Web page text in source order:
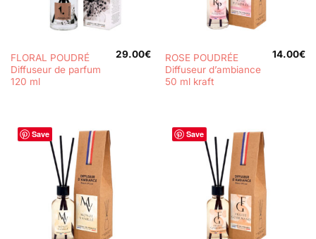
FLORAL POUDRÉ
Diffuseur de parfum
120 ml
29.00€
ROSE POUDRÉE
Diffuseur d’ambiance
50 ml kraft
14.00€
Save Save